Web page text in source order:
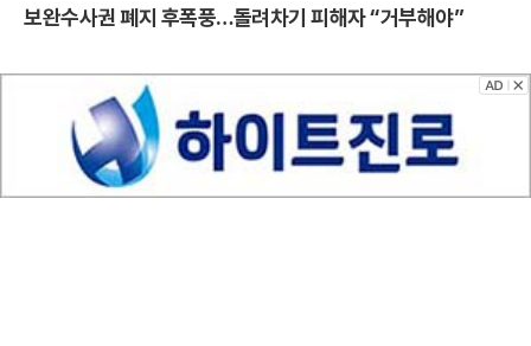
보완수사권 폐지 후폭풍…돌려차기 피해자 “거부해야”